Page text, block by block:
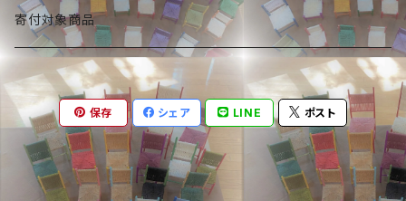
寄付対象商品
保存 シェア LINE ポスト